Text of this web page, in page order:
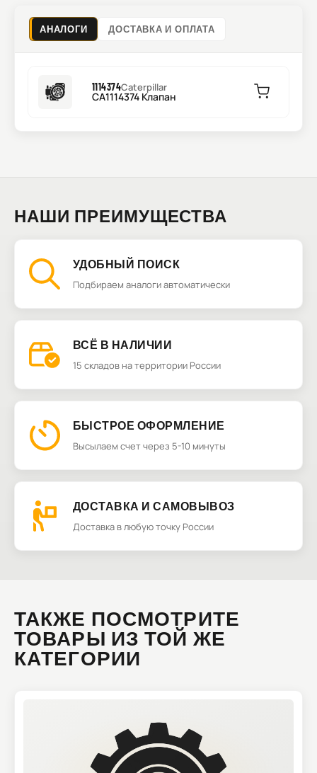
АНАЛОГИ ДОСТАВКА И ОПЛАТА
1114374Caterpillar
CA1114374 Клапан
НАШИ ПРЕИМУЩЕСТВА
УДОБНЫЙ ПОИСК
Подбираем аналоги автоматически
ВСЁ В НАЛИЧИИ
15 складов на территории России
БЫСТРОЕ ОФОРМЛЕНИЕ
Высылаем счет через 5-10 минуты
ДОСТАВКА И САМОВЫВОЗ
Доставка в любую точку России
ТАКЖЕ ПОСМОТРИТЕ
ТОВАРЫ ИЗ ТОЙ ЖЕ
КАТЕГОРИИ